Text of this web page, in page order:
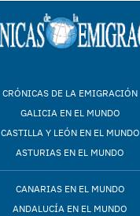
CRÓNICAS DE LA EMIGRACIÓN
GALICIA EN EL MUNDO
CASTILLA Y LEÓN EN EL MUNDO
ASTURIAS EN EL MUNDO
CANARIAS EN EL MUNDO
ANDALUCÍA EN EL MUNDO